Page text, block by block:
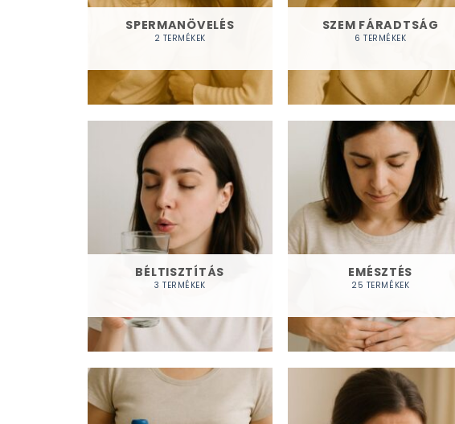
SPERMANÖVELÉS
2 TERMÉKEK
SZEM FÁRADTSÁG
6 TERMÉKEK
BÉLTISZTÍTÁS
3 TERMÉKEK
EMÉSZTÉS
25 TERMÉKEK